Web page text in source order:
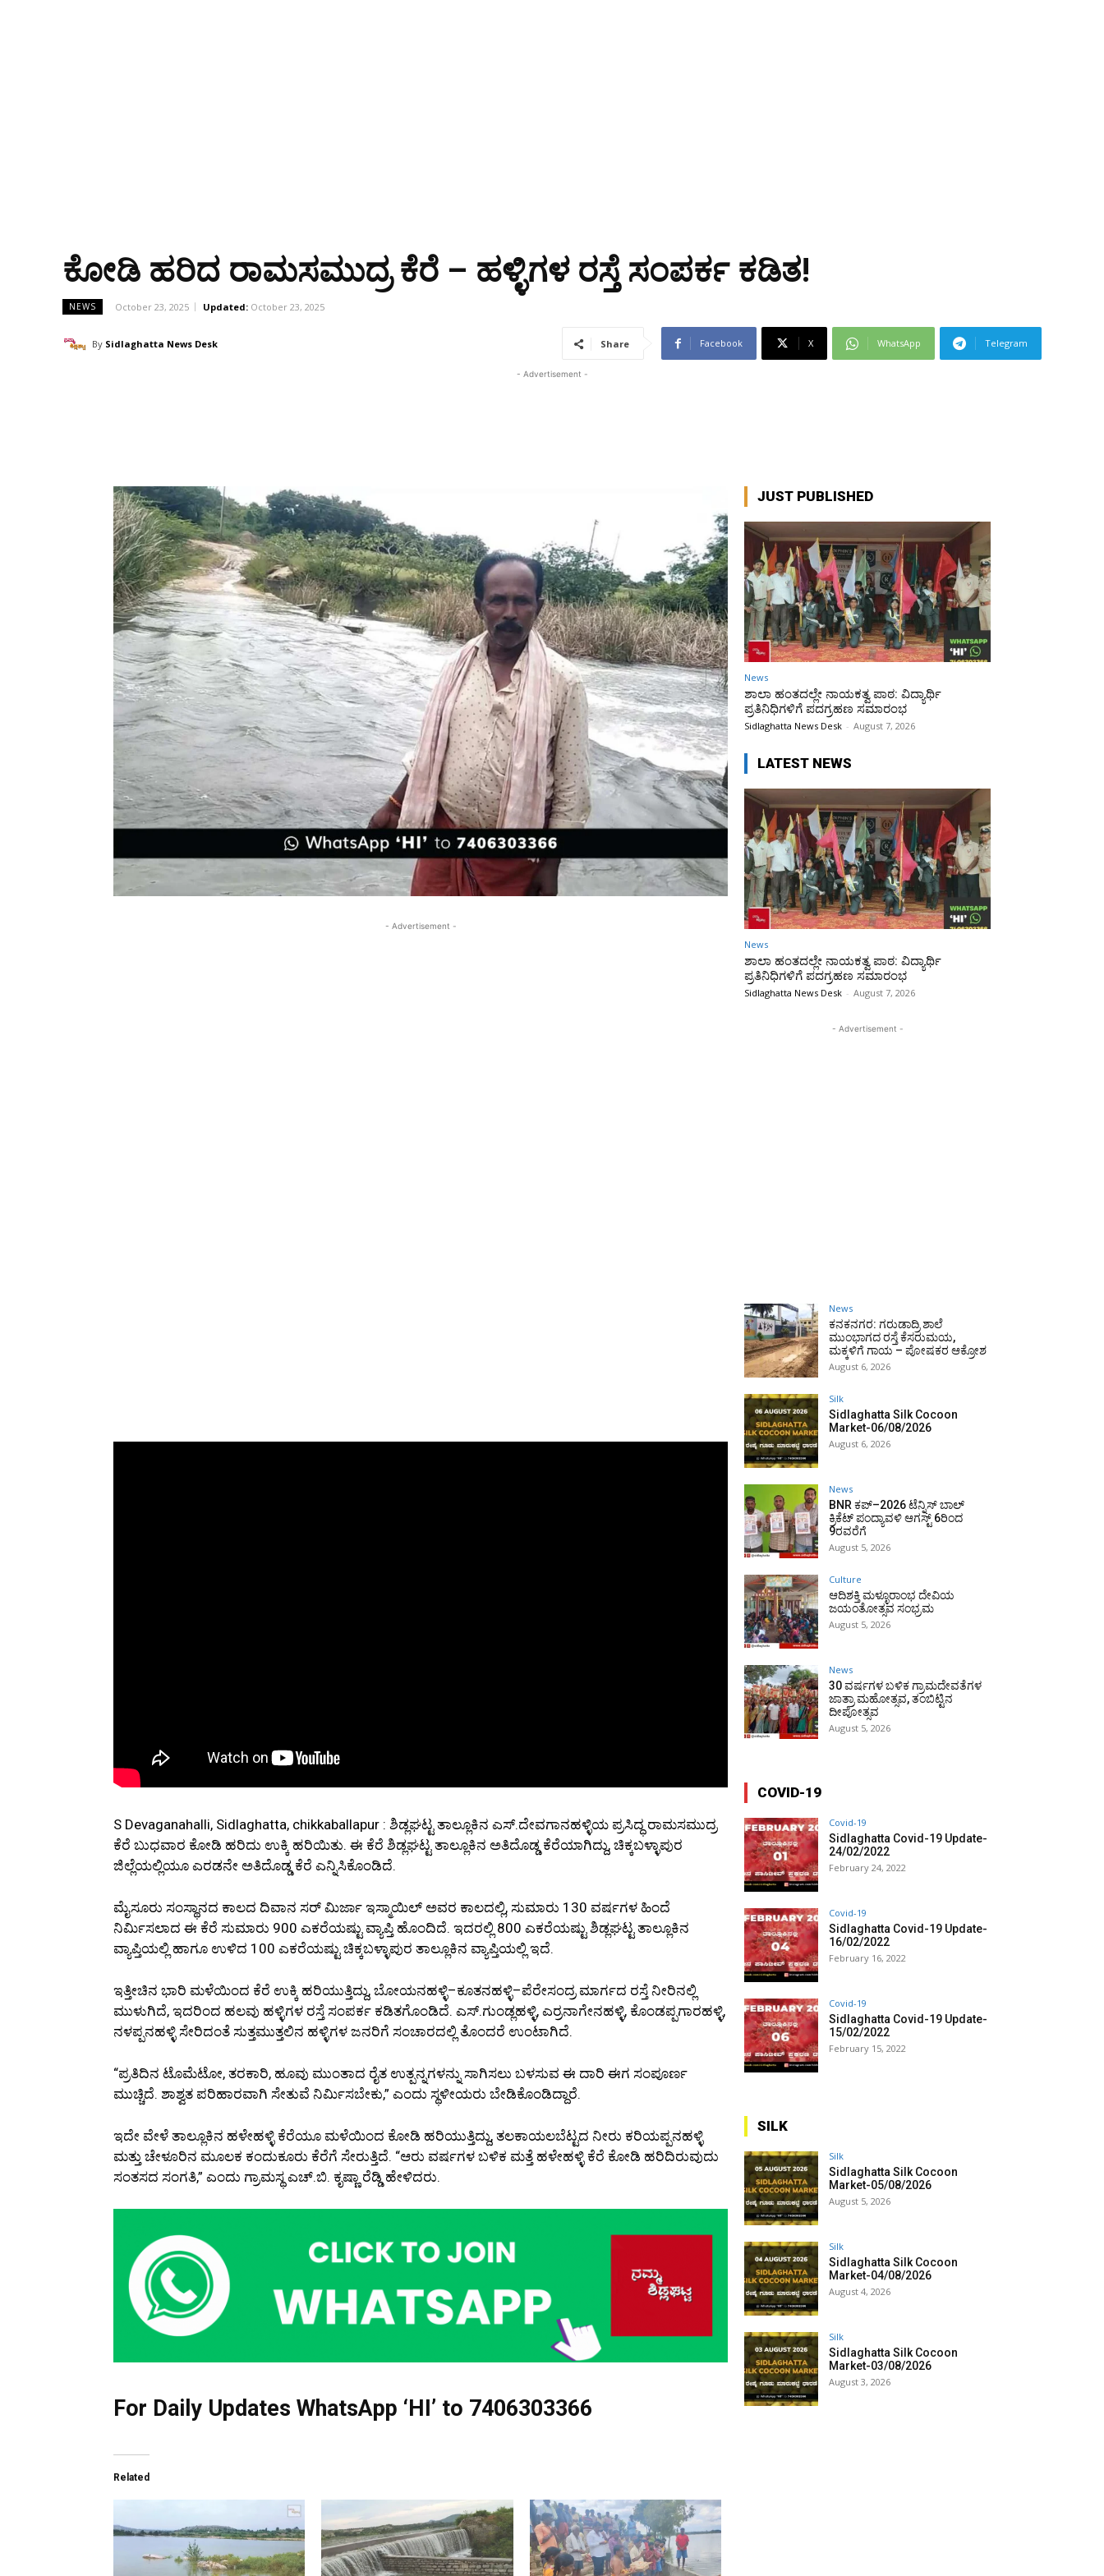
ಕೋಡಿ ಹರಿದ ರಾಮಸಮುದ್ರ ಕೆರೆ – ಹಳ್ಳಿಗಳ ರಸ್ತೆ ಸಂಪರ್ಕ ಕಡಿತ!
NEWS October 23, 2025 Updated: October 23, 2025
By Sidlaghatta News Desk Share Facebook X WhatsApp Telegram
- Advertisement -
- Advertisement -
S Devaganahalli, Sidlaghatta, chikkaballapur : ಶಿಡ್ಲಘಟ್ಟ ತಾಲ್ಲೂಕಿನ ಎಸ್.ದೇವಗಾನಹಳ್ಳಿಯ ಪ್ರಸಿದ್ಧ ರಾಮಸಮುದ್ರ
ಕೆರೆ ಬುಧವಾರ ಕೋಡಿ ಹರಿದು ಉಕ್ಕಿ ಹರಿಯಿತು. ಈ ಕೆರೆ ಶಿಡ್ಲಘಟ್ಟ ತಾಲ್ಲೂಕಿನ ಅತಿದೊಡ್ಡ ಕೆರೆಯಾಗಿದ್ದು, ಚಿಕ್ಕಬಳ್ಳಾಪುರ
ಜಿಲ್ಲೆಯಲ್ಲಿಯೂ ಎರಡನೇ ಅತಿದೊಡ್ಡ ಕೆರೆ ಎನ್ನಿಸಿಕೊಂಡಿದೆ.
ಮೈಸೂರು ಸಂಸ್ಥಾನದ ಕಾಲದ ದಿವಾನ ಸರ್ ಮಿರ್ಜಾ ಇಸ್ಮಾಯಿಲ್ ಅವರ ಕಾಲದಲ್ಲಿ, ಸುಮಾರು 130 ವರ್ಷಗಳ ಹಿಂದೆ
ನಿರ್ಮಿಸಲಾದ ಈ ಕೆರೆ ಸುಮಾರು 900 ಎಕರೆಯಷ್ಟು ವ್ಯಾಪ್ತಿ ಹೊಂದಿದೆ. ಇದರಲ್ಲಿ 800 ಎಕರೆಯಷ್ಟು ಶಿಡ್ಲಘಟ್ಟ ತಾಲ್ಲೂಕಿನ
ವ್ಯಾಪ್ತಿಯಲ್ಲಿ ಹಾಗೂ ಉಳಿದ 100 ಎಕರೆಯಷ್ಟು ಚಿಕ್ಕಬಳ್ಳಾಪುರ ತಾಲ್ಲೂಕಿನ ವ್ಯಾಪ್ತಿಯಲ್ಲಿ ಇದೆ.
ಇತ್ತೀಚಿನ ಭಾರಿ ಮಳೆಯಿಂದ ಕೆರೆ ಉಕ್ಕಿ ಹರಿಯುತ್ತಿದ್ದು, ಬೋಯನಹಳ್ಳಿ–ಕೂತನಹಳ್ಳಿ–ಪೆರೇಸಂದ್ರ ಮಾರ್ಗದ ರಸ್ತೆ ನೀರಿನಲ್ಲಿ
ಮುಳುಗಿದೆ, ಇದರಿಂದ ಹಲವು ಹಳ್ಳಿಗಳ ರಸ್ತೆ ಸಂಪರ್ಕ ಕಡಿತಗೊಂಡಿದೆ. ಎಸ್.ಗುಂಡ್ಲಹಳ್ಳಿ, ಎರ್ರನಾಗೇನಹಳ್ಳಿ, ಕೊಂಡಪ್ಪಗಾರಹಳ್ಳಿ,
ನಳಪ್ಪನಹಳ್ಳಿ ಸೇರಿದಂತೆ ಸುತ್ತಮುತ್ತಲಿನ ಹಳ್ಳಿಗಳ ಜನರಿಗೆ ಸಂಚಾರದಲ್ಲಿ ತೊಂದರೆ ಉಂಟಾಗಿದೆ.
“ಪ್ರತಿದಿನ ಟೊಮೆಟೋ, ತರಕಾರಿ, ಹೂವು ಮುಂತಾದ ರೈತ ಉತ್ಪನ್ನಗಳನ್ನು ಸಾಗಿಸಲು ಬಳಸುವ ಈ ದಾರಿ ಈಗ ಸಂಪೂರ್ಣ
ಮುಚ್ಚಿದೆ. ಶಾಶ್ವತ ಪರಿಹಾರವಾಗಿ ಸೇತುವೆ ನಿರ್ಮಿಸಬೇಕು,” ಎಂದು ಸ್ಥಳೀಯರು ಬೇಡಿಕೊಂಡಿದ್ದಾರೆ.
ಇದೇ ವೇಳೆ ತಾಲ್ಲೂಕಿನ ಹಳೇಹಳ್ಳಿ ಕೆರೆಯೂ ಮಳೆಯಿಂದ ಕೋಡಿ ಹರಿಯುತ್ತಿದ್ದು, ತಲಕಾಯಲಬೆಟ್ಟದ ನೀರು ಕರಿಯಪ್ಪನಹಳ್ಳಿ
ಮತ್ತು ಚೇಳೂರಿನ ಮೂಲಕ ಕಂದುಕೂರು ಕೆರೆಗೆ ಸೇರುತ್ತಿದೆ. “ಆರು ವರ್ಷಗಳ ಬಳಿಕ ಮತ್ತೆ ಹಳೇಹಳ್ಳಿ ಕೆರೆ ಕೋಡಿ ಹರಿದಿರುವುದು
ಸಂತಸದ ಸಂಗತಿ,” ಎಂದು ಗ್ರಾಮಸ್ಥ ಎಚ್.ಬಿ. ಕೃಷ್ಣಾ ರೆಡ್ಡಿ ಹೇಳಿದರು.
For Daily Updates WhatsApp ‘HI’ to 7406303366
Related
JUST PUBLISHED
News
ಶಾಲಾ ಹಂತದಲ್ಲೇ ನಾಯಕತ್ವ ಪಾಠ: ವಿದ್ಯಾರ್ಥಿ
ಪ್ರತಿನಿಧಿಗಳಿಗೆ ಪದಗ್ರಹಣ ಸಮಾರಂಭ
Sidlaghatta News Desk - August 7, 2026
LATEST NEWS
News
ಶಾಲಾ ಹಂತದಲ್ಲೇ ನಾಯಕತ್ವ ಪಾಠ: ವಿದ್ಯಾರ್ಥಿ
ಪ್ರತಿನಿಧಿಗಳಿಗೆ ಪದಗ್ರಹಣ ಸಮಾರಂಭ
Sidlaghatta News Desk - August 7, 2026
- Advertisement -
News
ಕನಕನಗರ: ಗರುಡಾದ್ರಿ ಶಾಲೆ
ಮುಂಭಾಗದ ರಸ್ತೆ ಕೆಸರುಮಯ,
ಮಕ್ಕಳಿಗೆ ಗಾಯ – ಪೋಷಕರ ಆಕ್ರೋಶ
August 6, 2026
Silk
Sidlaghatta Silk Cocoon
Market-06/08/2026
August 6, 2026
News
BNR ಕಪ್–2026 ಟೆನ್ನಿಸ್ ಬಾಲ್
ಕ್ರಿಕೆಟ್ ಪಂದ್ಯಾವಳಿ ಆಗಸ್ಟ್ 6ರಿಂದ
9ರವರೆಗೆ
August 5, 2026
Culture
ಆದಿಶಕ್ತಿ ಮಳ್ಳೂರಾಂಭ ದೇವಿಯ
ಜಯಂತೋತ್ಸವ ಸಂಭ್ರಮ
August 5, 2026
News
30 ವರ್ಷಗಳ ಬಳಿಕ ಗ್ರಾಮದೇವತೆಗಳ
ಜಾತ್ರಾ ಮಹೋತ್ಸವ, ತಂಬಿಟ್ಟಿನ
ದೀಪೋತ್ಸವ
August 5, 2026
COVID-19
Covid-19
Sidlaghatta Covid-19 Update-
24/02/2022
February 24, 2022
Covid-19
Sidlaghatta Covid-19 Update-
16/02/2022
February 16, 2022
Covid-19
Sidlaghatta Covid-19 Update-
15/02/2022
February 15, 2022
SILK
Silk
Sidlaghatta Silk Cocoon
Market-05/08/2026
August 5, 2026
Silk
Sidlaghatta Silk Cocoon
Market-04/08/2026
August 4, 2026
Silk
Sidlaghatta Silk Cocoon
Market-03/08/2026
August 3, 2026